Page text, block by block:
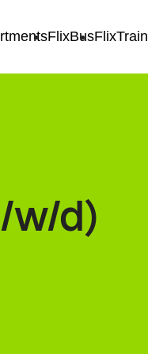
FlixBusFlixTrain
w/d)